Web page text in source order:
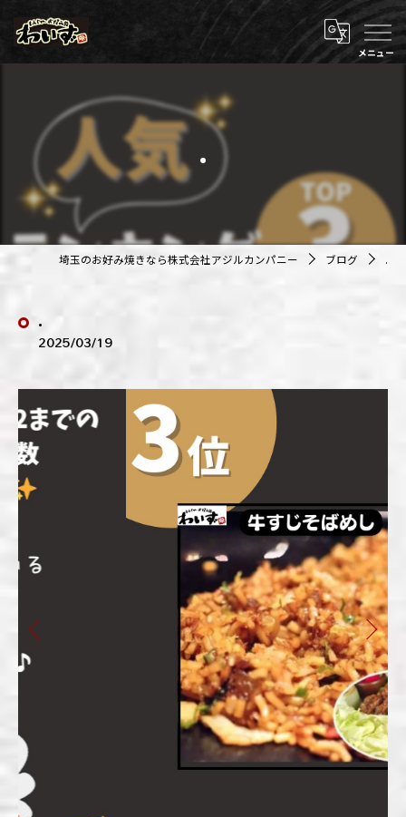
.
埼玉のお好み焼きなら株式会社アジルカンパニー ブログ .
.
2025/03/19